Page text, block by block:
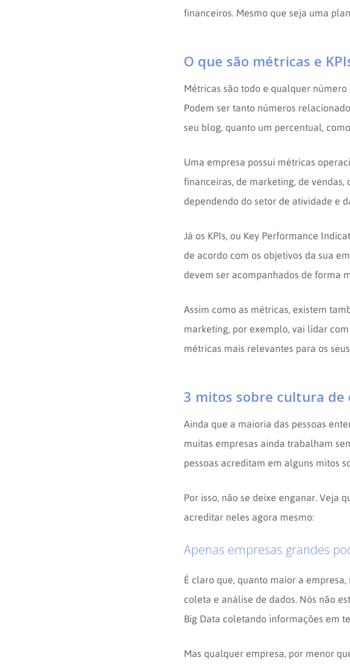
financeiros. Mesmo que seja uma
O que são métricas e
Métricas são todo e qualquer
Podem ser tanto números
seu blog, quanto um percentual,
Uma empresa possui métricas
financeiras, de marketing, de vendas,
dependendo do setor de atividade e
Já os KPIs, ou Key Performance
de acordo com os objetivos da sua
devem ser acompanhados de forma
Assim como as métricas, existem
marketing, por exemplo, vai lidar
métricas mais relevantes para os
3 mitos sobre cultura de
Ainda que a maioria das pessoas
muitas empresas ainda trabalham
pessoas acreditam em alguns mitos
Por isso, não se deixe enganar. Veja
acreditar neles agora mesmo:
Apenas empresas grandes
É claro que, quanto maior a
coleta e análise de dados. Nós não
Big Data coletando informações em
Mas qualquer empresa, por menor